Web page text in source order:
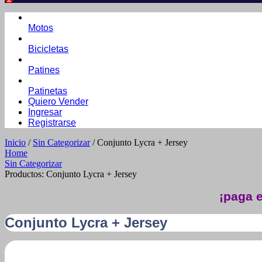
Motos
Bicicletas
Patines
Patinetas
Quiero Vender
Ingresar
Registrarse
Inicio / Sin Categorizar/ Conjunto Lycra + Jersey
Home
Sin Categorizar
Productos: Conjunto Lycra + Jersey
¡paga
Conjunto Lycra + Jersey